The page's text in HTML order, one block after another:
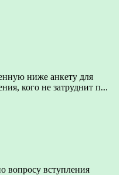
ниже анкету для
кого не затруднит п...
вопросу вступления